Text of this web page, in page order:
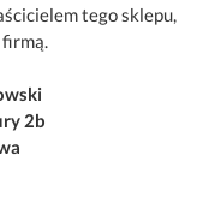
tego sklepu,
2b